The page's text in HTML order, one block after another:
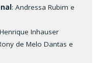
: Andressa Rubim e
Inhauser
de Melo Dantas e